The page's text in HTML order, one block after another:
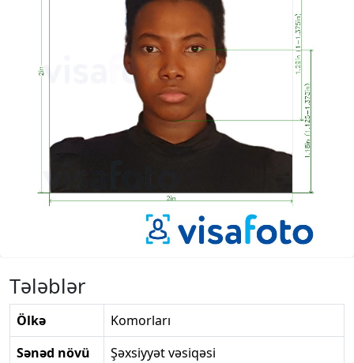
Tələblər
Ölkə
Komorları
Sənəd növü
Şəxsiyyət vəsiqəsi